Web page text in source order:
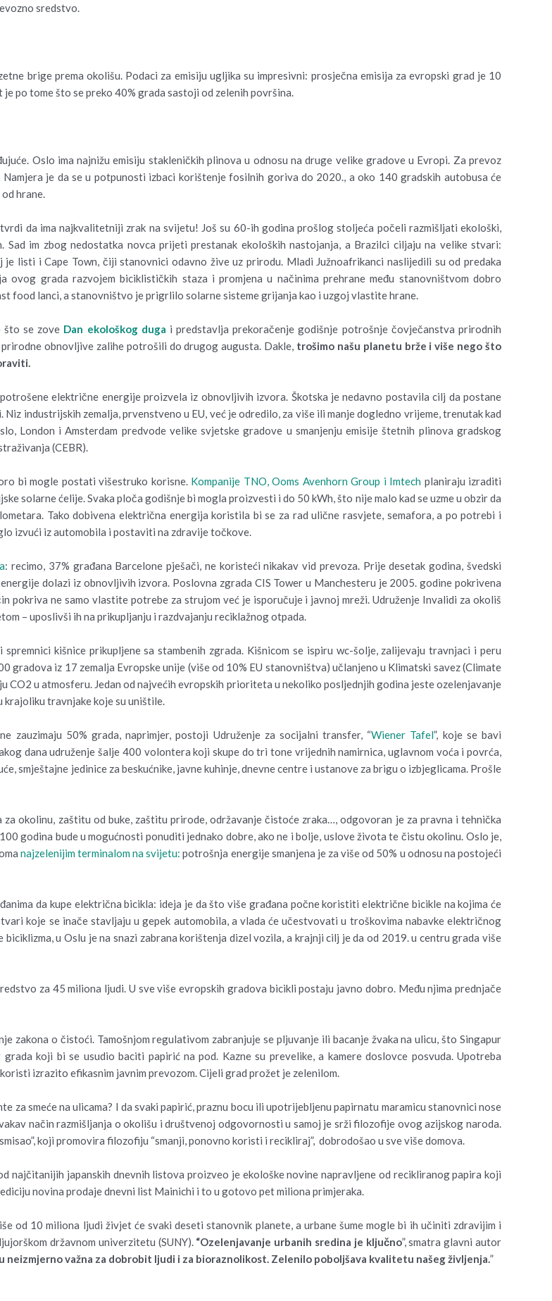
sredstvo.
brige prema okolišu. Podaci za emisiju ugljika su impresivni: prosječna emisija za evropski grad je 10
po tome što se preko 40% grada sastoji od zelenih površina.
Oslo ima najnižu emisiju stakleničkih plinova u odnosu na druge velike gradove u Evropi. Za prevoz
je da se u potpunosti izbaci korištenje fosilnih goriva do 2020., a oko 140 gradskih autobusa će
hrane.
da ima najkvalitetniji zrak na svijetu! Još su 60-ih godina prošlog stoljeća počeli razmišljati ekološki,
im zbog nedostatka novca prijeti prestanak ekoloških nastojanja, a Brazilci ciljaju na velike stvari:
listi i Cape Town, čiji stanovnici odavno žive uz prirodu. Mladi Južnoafrikanci naslijedili su od predaka
grada razvojem biciklističkih staza i promjena u načinima prehrane među stanovništvom dobro
food lanci, a stanovništvo je prigrlilo solarne sisteme grijanja kao i uzgoj vlastite hrane.
što se zove Dan ekološkog duga i predstavlja prekoračenje godišnje potrošnje čovječanstva prirodnih
obnovljive zalihe potrošili do drugog augusta. Dakle, trošimo našu planetu brže i više nego što
električne energije proizvela iz obnovljivih izvora. Škotska je nedavno postavila cilj da postane
industrijskih zemalja, prvenstveno u EU, već je odredilo, za više ili manje dogledno vrijeme, trenutak kad
London i Amsterdam predvode velike svjetske gradove u smanjenju emisije štetnih plinova gradskog
(CEBR).
bi mogle postati višestruko korisne. Kompanije TNO, Ooms Avenhorn Group i Imtech planiraju izraditi
solarne ćelije. Svaka ploča godišnje bi mogla proizvesti i do 50 kWh, što nije malo kad se uzme u obzir da
Tako dobivena električna energija koristila bi se za rad ulične rasvjete, semafora, a po potrebi i
izvući iz automobila i postaviti na zdravije točkove.
: recimo, 37% građana Barcelone pješači, ne koristeći nikakav vid prevoza. Prije desetak godina, švedski
dolazi iz obnovljivih izvora. Poslovna zgrada CIS Tower u Manchesteru je 2005. godine pokrivena
pokriva ne samo vlastite potrebe za strujom već je isporučuje i javnoj mreži. Udruženje Invalidi za okoliš
– uposlivši ih na prikupljanju i razdvajanju reciklažnog otpada.
spremnici kišnice prikupljene sa stambenih zgrada. Kišnicom se ispiru wc-šolje, zalijevaju travnjaci i peru
iz 17 zemalja Evropske unije (više od 10% EU stanovništva) učlanjeno u Klimatski savez (Climate
CO2 u atmosferu. Jedan od najvećih evropskih prioriteta u nekoliko posljednjih godina jeste ozelenjavanje
krajoliku travnjake koje su uništile.
zauzimaju 50% grada, naprimjer, postoji Udruženje za socijalni transfer, “Wiener Tafel”, koje se bavi
dana udruženje šalje 400 volontera koji skupe do tri tone vrijednih namirnica, uglavnom voća i povrća,
smještajne jedinice za beskućnike, javne kuhinje, dnevne centre i ustanove za brigu o izbjeglicama. Prošle
za okolinu, zaštitu od buke, zaštitu prirode, održavanje čistoće zraka…, odgovoran je za pravna i tehnička
godina bude u mogućnosti ponuditi jednako dobre, ako ne i bolje, uslove života te čistu okolinu. Oslo je,
najzelenijim terminalom na svijetu: potrošnja energije smanjena je za više od 50% u odnosu na postojeći
da kupe električna bicikla: ideja je da što više građana počne koristiti električne bicikle na kojima će
koje se inače stavljaju u gepek automobila, a vlada će učestvovati u troškovima nabavke električnog
u Oslu je na snazi zabrana korištenja dizel vozila, a krajnji cilj je da od 2019. u centru grada više
za 45 miliona ljudi. U sve više evropskih gradova bicikli postaju javno dobro. Među njima prednjače
zakona o čistoći. Tamošnjom regulativom zabranjuje se pljuvanje ili bacanje žvaka na ulicu, što Singapur
koji bi se usudio baciti papirić na pod. Kazne su prevelike, a kamere doslovce posvuda. Upotreba
izrazito efikasnim javnim prevozom. Cijeli grad prožet je zelenilom.
za smeće na ulicama? I da svaki papirić, praznu bocu ili upotrijebljenu papirnatu maramicu stanovnici nose
način razmišljanja o okolišu i društvenoj odgovornosti u samoj je srži filozofije ovog azijskog naroda.
koji promovira filozofiju “smanji, ponovno koristi i recikliraj”, dobrodošao u sve više domova.
najčitanijih japanskih dnevnih listova proizveo je ekološke novine napravljene od recikliranog papira koji
novina prodaje dnevni list Mainichi i to u gotovo pet miliona primjeraka.
od 10 miliona ljudi živjet će svaki deseti stanovnik planete, a urbane šume mogle bi ih učiniti zdravijim i
državnom univerzitetu (SUNY). “Ozelenjavanje urbanih sredina je ključno”, smatra glavni autor
neizmjerno važna za dobrobit ljudi i za bioraznolikost. Zelenilo poboljšava kvalitetu našeg življenja.”